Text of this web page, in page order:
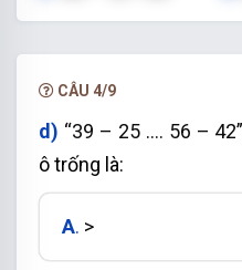
68 = 10 D.50 – 20 = 30
So sánh: 10 < 30 < 33 <
Vậy:Phéptính có kết
CÂU 4/9
d) “39 – 25 .... 56 –
ô trống là:
A. >